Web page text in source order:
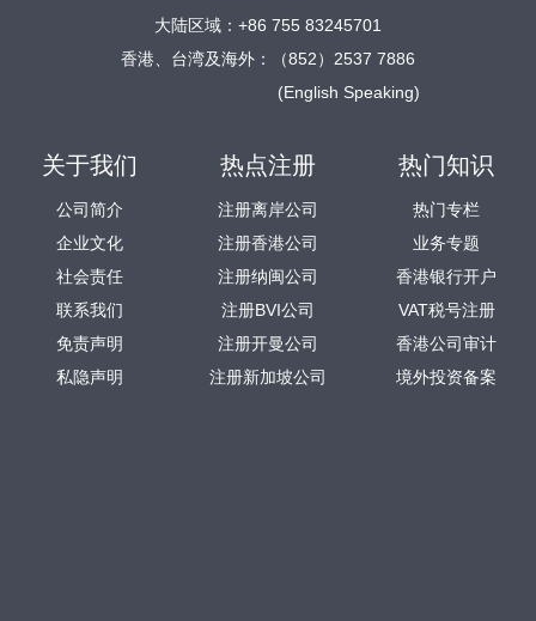
大陆区域：+86 755 83245701
香港、台湾及海外：（852）2537 7886
(English Speaking)
关于我们
公司简介
企业文化
社会责任
联系我们
免责声明
私隐声明
热点注册
注册离岸公司
注册香港公司
注册纳闽公司
注册BVI公司
注册开曼公司
注册新加坡公司
热门知识
热门专栏
业务专题
香港银行开户
VAT税号注册
香港公司审计
境外投资备案